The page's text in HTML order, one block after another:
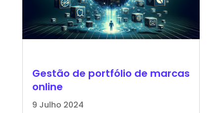
Gestão de portfólio de marcas
online
9 Julho 2024